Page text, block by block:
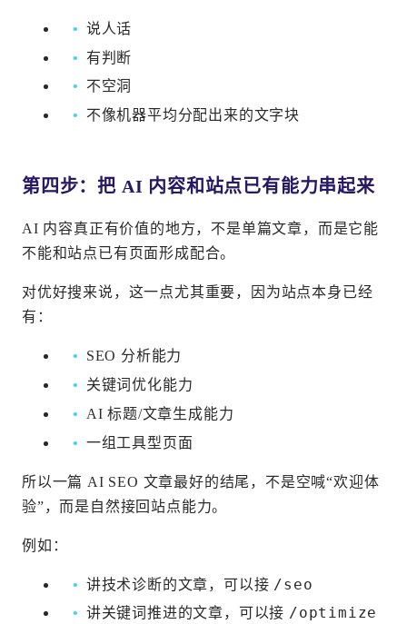
说人话
有判断
不空洞
不像机器平均分配出来的文字块
第四步：把 AI 内容和站点已有能力串起来
AI 内容真正有价值的地方，不是单篇文章，而是它能
不能和站点已有页面形成配合。
对优好搜来说，这一点尤其重要，因为站点本身已经
有：
SEO 分析能力
关键词优化能力
AI 标题/文章生成能力
一组工具型页面
所以一篇 AI SEO 文章最好的结尾，不是空喊“欢迎体
验”，而是自然接回站点能力。
例如：
讲技术诊断的文章，可以接 /seo
讲关键词推进的文章，可以接 /optimize